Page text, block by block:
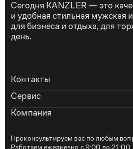
Сегодня KANZLER — это
и удобная стильная мужская
для бизнеса и отдыха, для
день.
Контакты
Сервис
Компания
Проконсультируем вас по любым
Работаем ежедневно с 9:00 до 21:00